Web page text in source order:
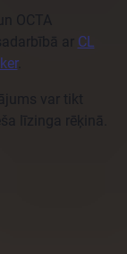
OCTA
ar CL
.
var tikt
līzinga rēķinā.